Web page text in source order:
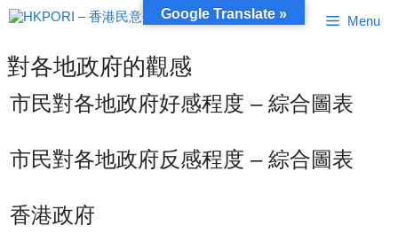
跳
至
容
Menu
對各地政府的觀感
市民對各地政府好感程度 – 綜合圖表
市民對各地政府反感程度 – 綜合圖表
香港政府
Google Translate »